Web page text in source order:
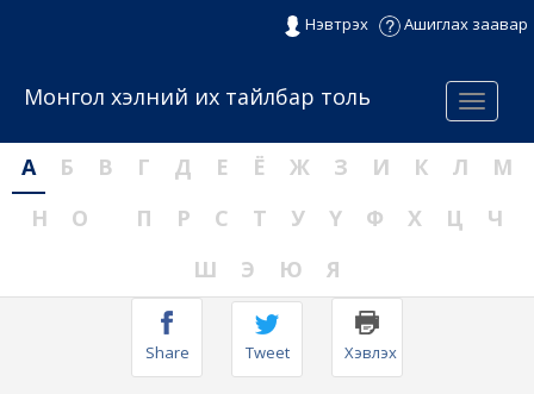
Нэвтрэх Ашиглах заавар
Menu
Монгол хэлний их тайлбар толь
А Б В Г Д Е Ё Ж З И К Л
М
Н
О П Р С Т У Ү Ф Х Ц
Ч
Ш
Э Ю Я
Share Tweet Хэвлэх